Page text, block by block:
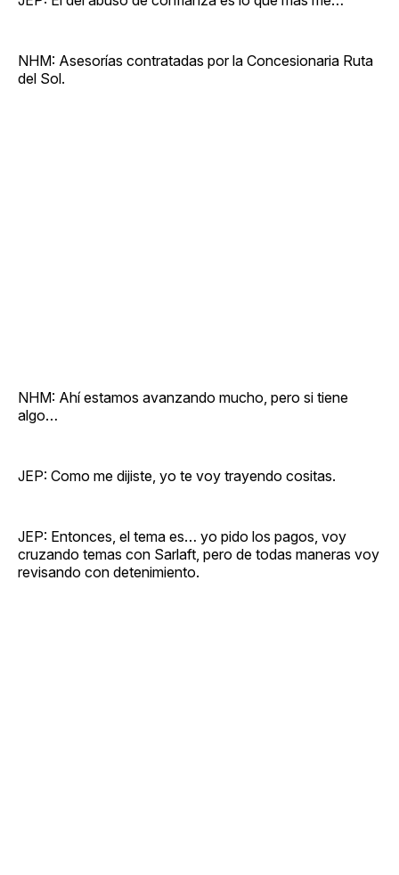
NHM: Asesorías contratadas por la Concesionaria Ruta
del Sol.
NHM: Ahí estamos avanzando mucho, pero si tiene
algo…
JEP: Como me dijiste, yo te voy trayendo cositas.
JEP: Entonces, el tema es… yo pido los pagos, voy
cruzando temas con Sarlaft, pero de todas maneras voy
revisando con detenimiento.